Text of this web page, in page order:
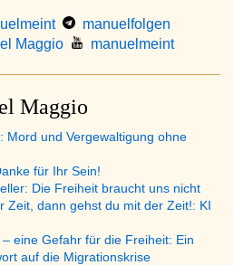
manuelfolgen
Maggio manuelmeint
Maggio
Mord und Vergewaltigung ohne
für Ihr Sein!
Die Freiheit braucht uns nicht
Zeit, dann gehst du mit der Zeit!: KI
– eine Gefahr für die Freiheit: Ein
auf die Migrationskrise